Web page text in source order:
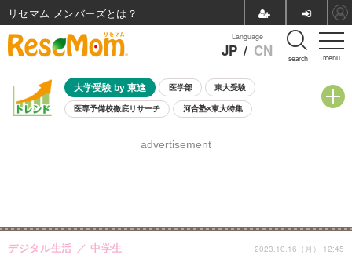
menu
Language
JP / CN search
大学受験 by 東進 医学部 東大受験
医専予備校徹底リサーチ 河合塾×東大特集
8月開催学校説明会・相談会
advertisement
デジタル生活 中学生 2023.10.16（月） 12:45
リセマム メンバーズ